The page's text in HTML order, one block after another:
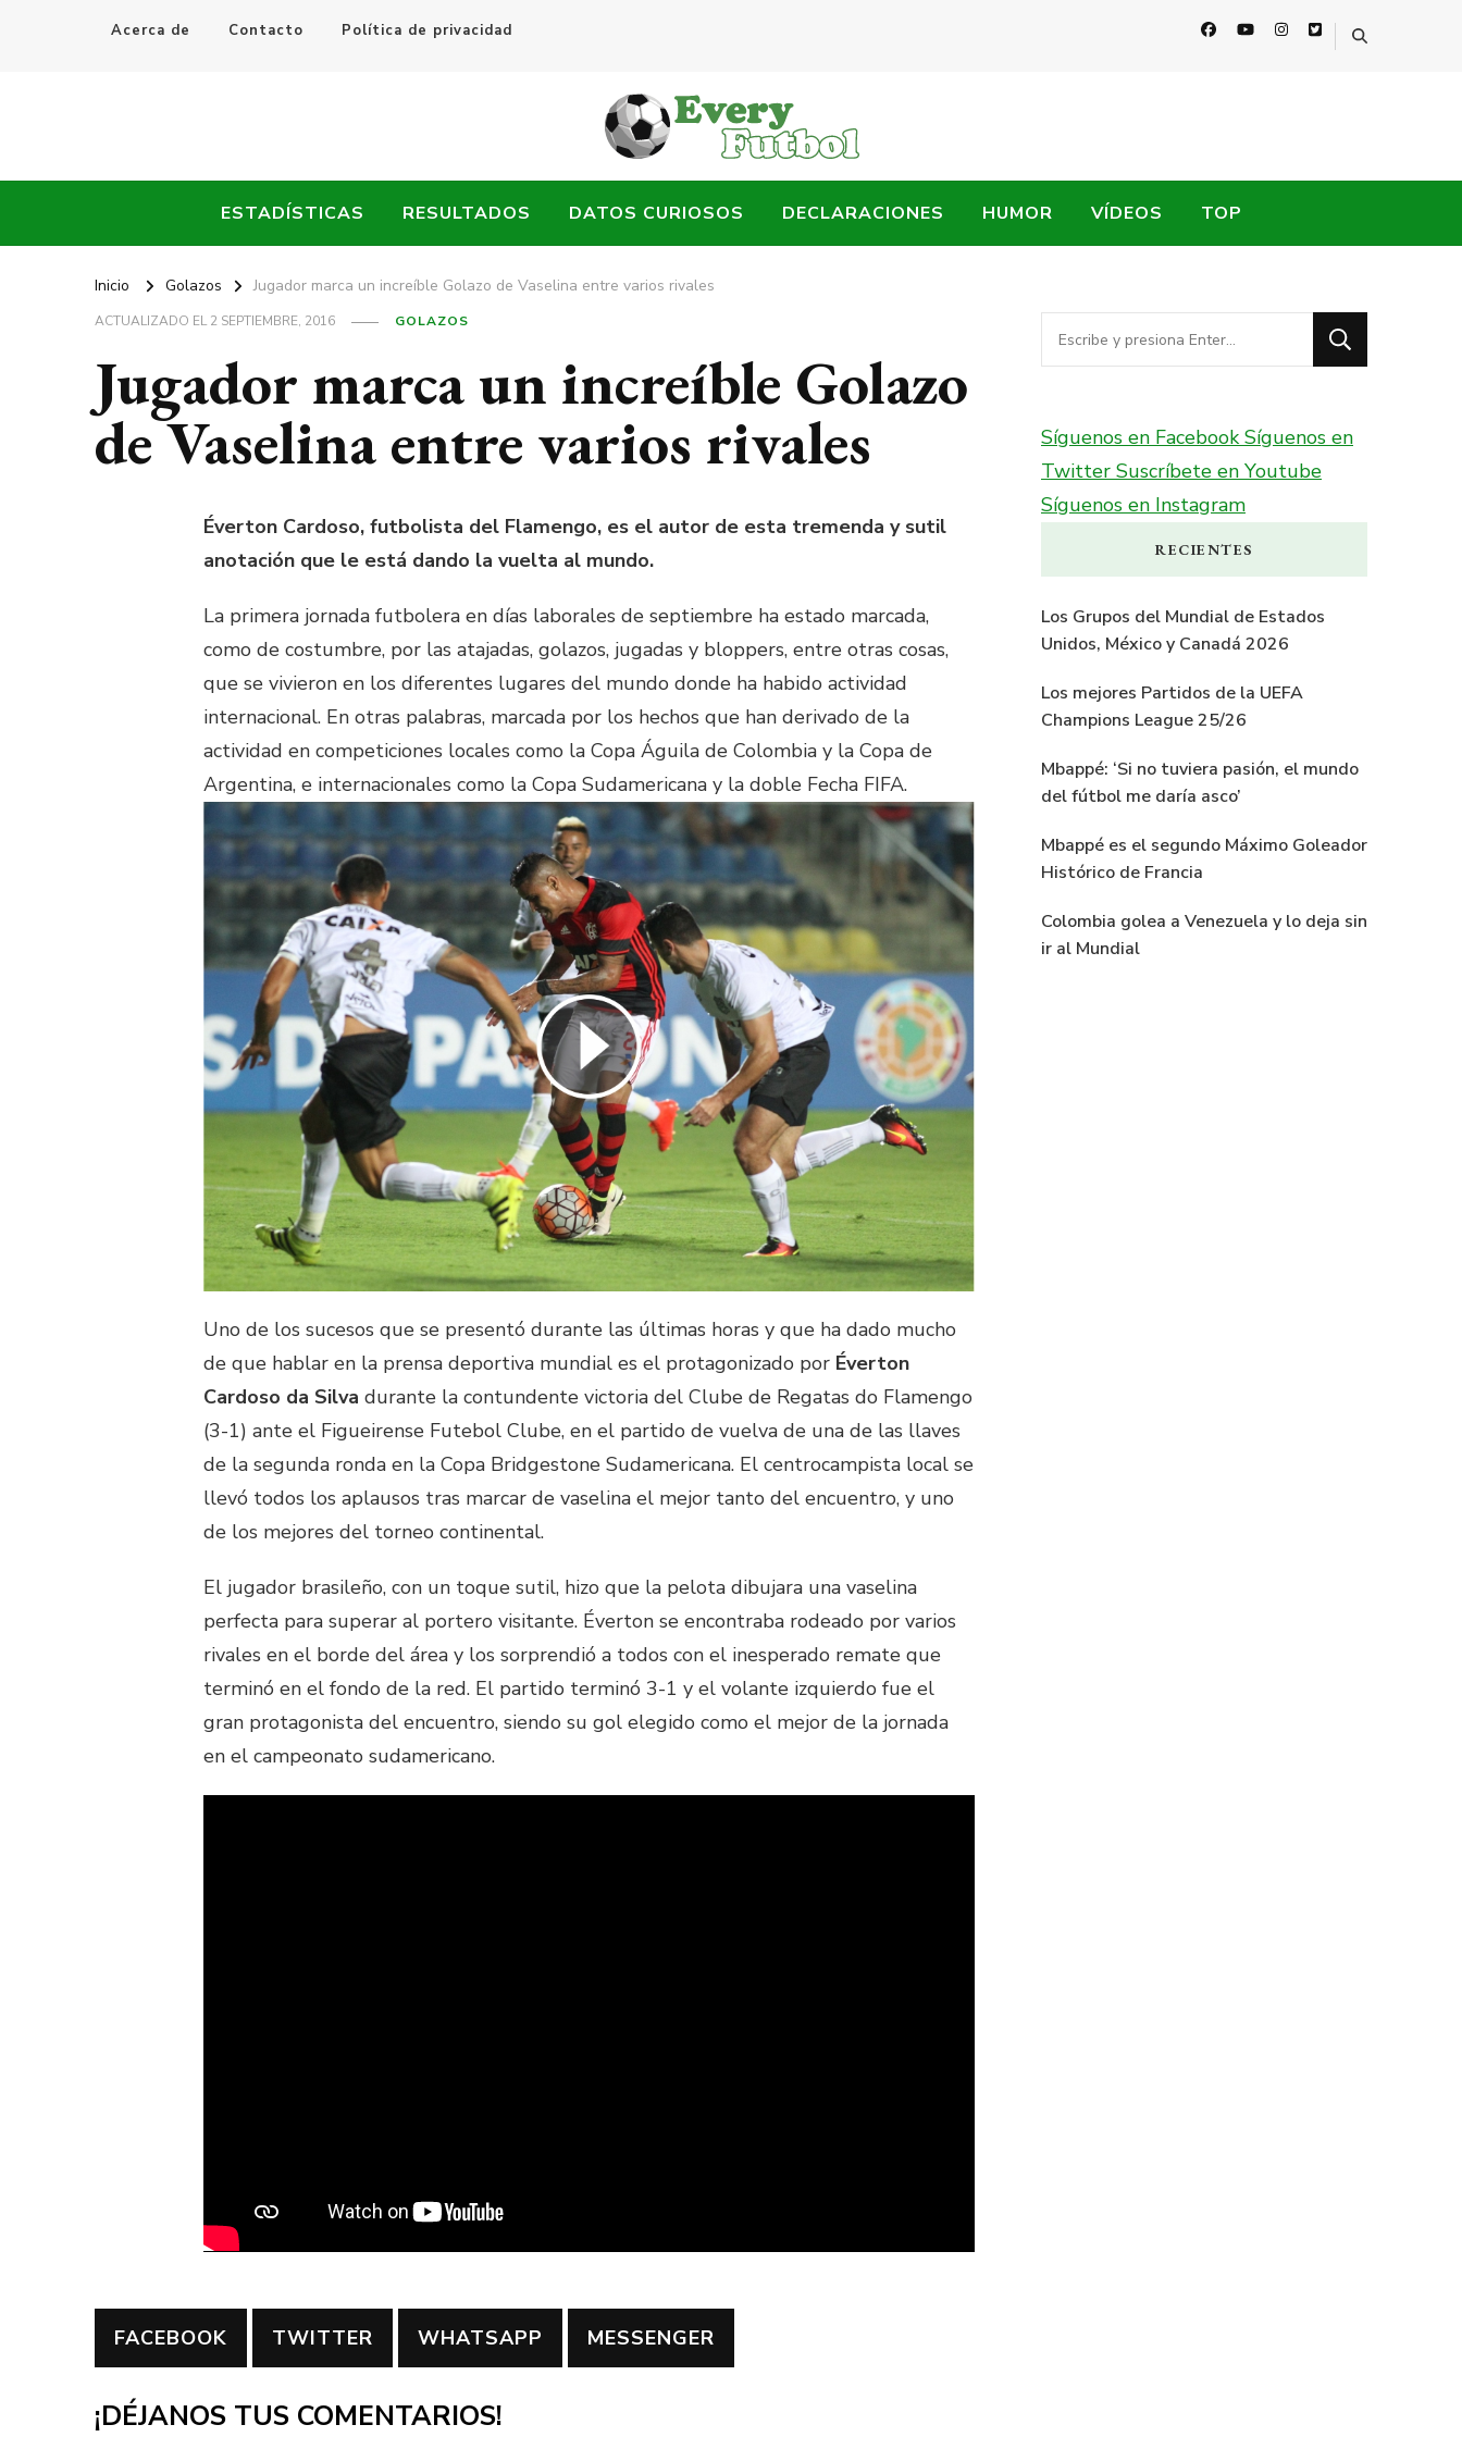
Acerca de Contacto Política de privacidad
Every Fútbol
ESTADÍSTICAS RESULTADOS DATOS CURIOSOS DECLARACIONES HUMOR VÍDEOS TOP
Inicio Golazos Jugador marca un increíble Golazo de Vaselina entre varios rivales
ACTUALIZADO EL2 SEPTIEMBRE, 2016 GOLAZOS
Jugador marca un increíble Golazo
de Vaselina entre varios rivales
Éverton Cardoso, futbolista del Flamengo, es el autor de esta tremenda y sutil
anotación que le está dando la vuelta al mundo.
La primera jornada futbolera en días laborales de septiembre ha estado marcada,
como de costumbre, por las atajadas, golazos, jugadas y bloppers, entre otras cosas,
que se vivieron en los diferentes lugares del mundo donde ha habido actividad
internacional. En otras palabras, marcada por los hechos que han derivado de la
actividad en competiciones locales como la Copa Águila de Colombia y la Copa de
Argentina, e internacionales como la Copa Sudamericana y la doble Fecha FIFA.
Uno de los sucesos que se presentó durante las últimas horas y que ha dado mucho
de que hablar en la prensa deportiva mundial es el protagonizado por Éverton
Cardoso da Silva durante la contundente victoria del Clube de Regatas do Flamengo
(3-1) ante el Figueirense Futebol Clube, en el partido de vuelva de una de las llaves
de la segunda ronda en la Copa Bridgestone Sudamericana. El centrocampista local se
llevó todos los aplausos tras marcar de vaselina el mejor tanto del encuentro, y uno
de los mejores del torneo continental.
El jugador brasileño, con un toque sutil, hizo que la pelota dibujara una vaselina
perfecta para superar al portero visitante. Éverton se encontraba rodeado por varios
rivales en el borde del área y los sorprendió a todos con el inesperado remate que
terminó en el fondo de la red. El partido terminó 3-1 y el volante izquierdo fue el
gran protagonista del encuentro, siendo su gol elegido como el mejor de la jornada
en el campeonato sudamericano.
FACEBOOK TWITTER WHATSAPP MESSENGER
¡DÉJANOS TUS COMENTARIOS!
¿Buscas
algo?
Síguenos en FacebookSíguenos en
Twitter Suscríbete en Youtube
Síguenos en Instagram
RECIENTES
Los Grupos del Mundial de Estados
Unidos, México y Canadá 2026
Los mejores Partidos de la UEFA
Champions League 25/26
Mbappé: ‘Si no tuviera pasión, el mundo
del fútbol me daría asco’
Mbappé es el segundo Máximo Goleador
Histórico de Francia
Colombia golea a Venezuela y lo deja sin
ir al Mundial